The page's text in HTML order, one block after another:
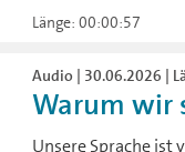
Länge: 00:00:57
Audio | 30.06.2026 |
Warum wir
Unsere Sprache ist